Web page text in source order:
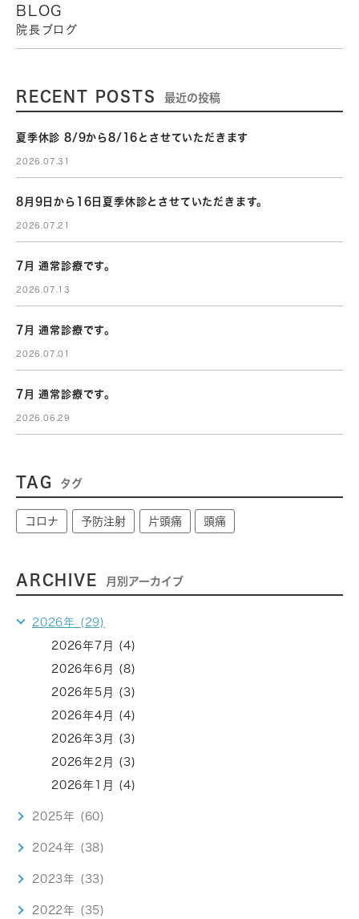
BLOG
院長ブログ
RECENT POSTS 最近の投稿
夏季休診 8/9から8/16とさせていただきます
2026.07.31
8月9日から16日夏季休診とさせていただきます。
2026.07.21
7月 通常診療です。
2026.07.13
7月 通常診療です。
2026.07.01
7月 通常診療です。
2026.06.29
TAG タグ
コロナ 予防注射 片頭痛 頭痛
ARCHIVE 月別アーカイブ
2026年 (29)
2026年7月 (4)
2026年6月 (8)
2026年5月 (3)
2026年4月 (4)
2026年3月 (3)
2026年2月 (3)
2026年1月 (4)
2025年 (60)
2024年 (38)
2023年 (33)
2022年 (35)